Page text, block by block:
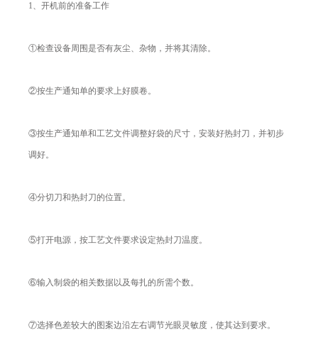
1、开机前的准备工作
①检查设备周围是否有灰尘、杂物，并将其清除。
②按生产通知单的要求上好膜卷。
③按生产通知单和工艺文件调整好袋的尺寸，安装好热封刀，并初步
调好。
④分切刀和热封刀的位置。
⑤打开电源，按工艺文件要求设定热封刀温度。
⑥输入制袋的相关数据以及每扎的所需个数。
⑦选择色差较大的图案边沿左右调节光眼灵敏度，使其达到要求。